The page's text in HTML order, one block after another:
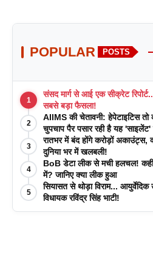
POPULAR POSTS
1
संसद मार्ग से आई एक सीक्रेट
सबसे बड़ा फैसला!
2
AIIMS की चेतावनी: हेपेटाइटिस
चुपचाप पैर पसार रही है यह 'साइलेंट'
3
रातभर में बंद होंगे करोड़ों अकाउंट्स,
दुनिया भर में खलबली!
4
BoB डेटा लीक से मची हलचल!
में? जानिए क्या लीक हुआ
5
सियासत से थोड़ा विराम...
विधायक रविंद्र सिंह भाटी!